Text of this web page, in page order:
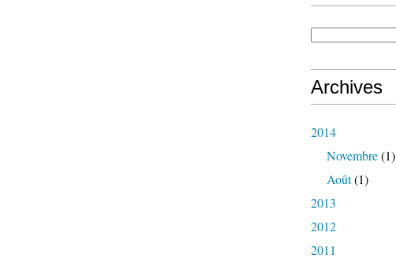
Archives
2014
Novembre(1)
Août(1)
2013
2012
2011